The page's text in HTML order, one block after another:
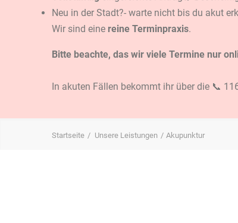
Neu in der Stadt?- warte nicht bis du akut
Wir sind eine reine Terminpraxis.
Bitte beachte, das wir viele Termine nur
In akuten Fällen bekommt ihr über die 📞
Startseite Unsere Leistungen Akupunktur